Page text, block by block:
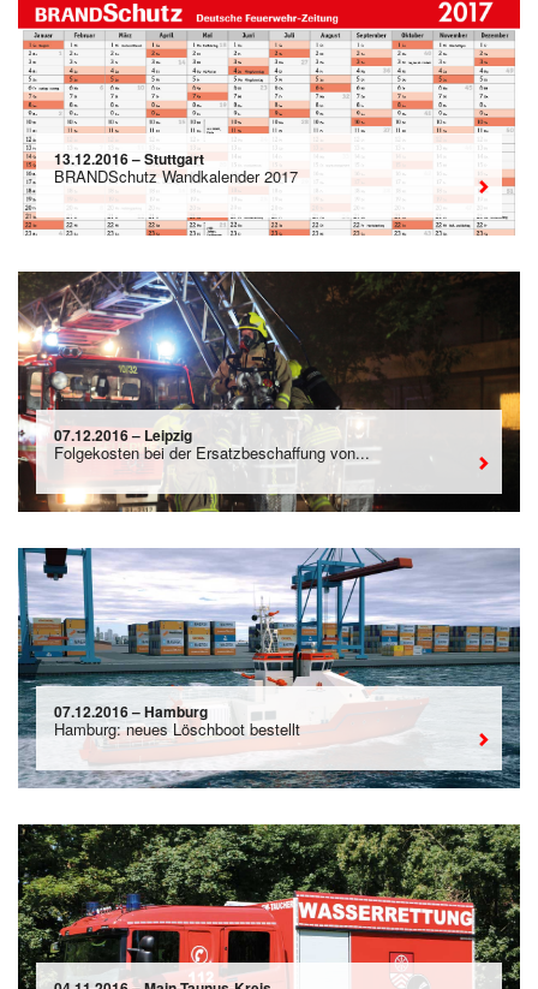
13.12.2016 – Stuttgart
BRANDSchutz Wandkalender 2017
07.12.2016 – Leipzig
Folgekosten bei der Ersatzbeschaffung von...
07.12.2016 – Hamburg
Hamburg: neues Löschboot bestellt